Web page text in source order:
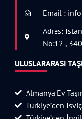
Email :
Adres:
No:12 ,
ULUSLARARASI
Almanya Ev
Türkiye’den